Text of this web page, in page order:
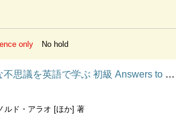
only No hold
議を英語で学ぶ 初級 Answers to Everyday Questions
ルド・アラオ [ほか] 著